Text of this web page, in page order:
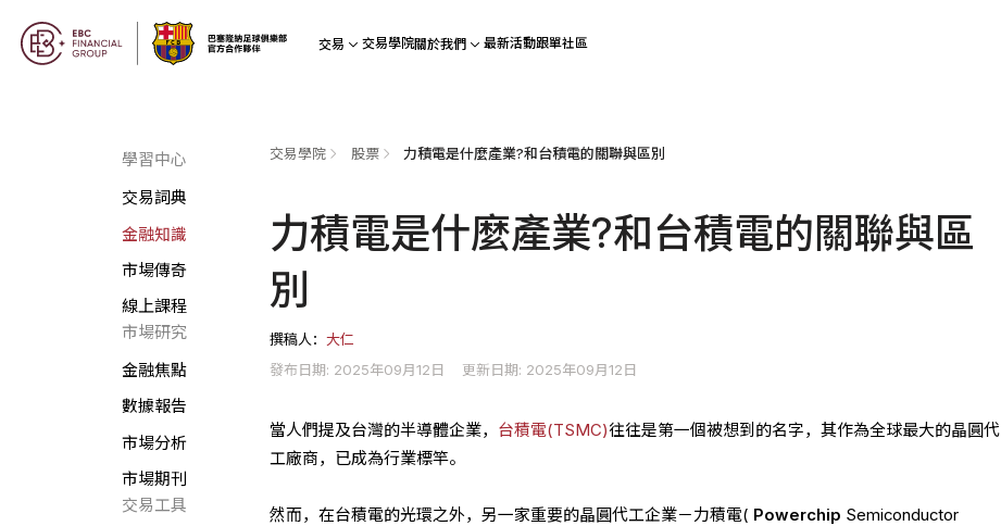
交易 交易學院關於我們 最新活動跟單社區
學習中心
交易詞典
金融知識
市場傳奇
線上課程
市場研究
金融焦點
數據報告
市場分析
市場期刊
交易工具
交易學院 股票 力積電是什麼產業?和台積電的關聯與區別
力積電是什麼產業?和台積電的關聯與區
別
撰稿人：大仁
發布日期: 2025年09月12日
更新日期: 2025年09月12日
當人們提及台灣的半導體企業， 台積電(TSMC)往往是第一個被想到的名字，其作為全球最大的晶圓代
工廠商，已成為行業標竿。
然而，在台積電的光環之外，另一家重要的晶圓代工企業－力積電( Powerchip Semiconductor